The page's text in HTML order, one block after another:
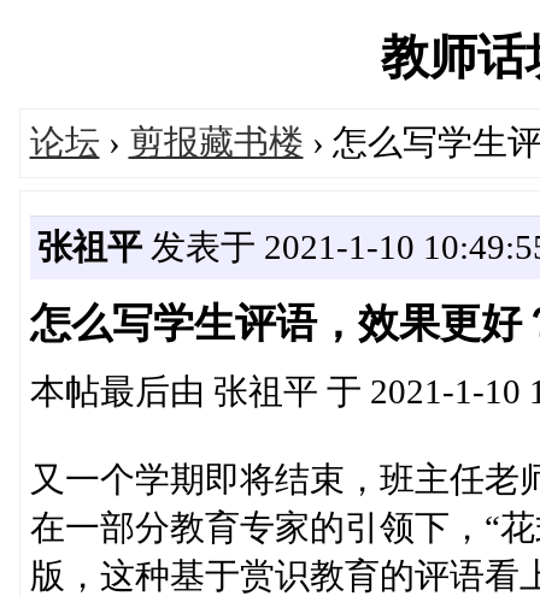
教师话
论坛 › 剪报藏书楼 › 怎么写学生
张祖平发表于 2021-1-10
怎么写学生评语，效果更好
本帖最后由 张祖平 于 2021-1-10
又一个学期即将结束，班主任
在一部分教育专家的引领下，“
版，这种基于赏识教育的评语看